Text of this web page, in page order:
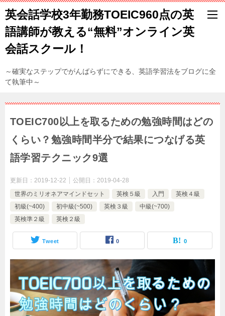
英会話学校3年勤務TOEIC960点の英
語講師が教える“無料”オンライン英
会話スクール！
～確実なステップでがんばらずにできる、英語学習法をブログに全
て執筆中～
TOEIC700以上を取るための勉強時間はどの
くらい？勉強時間半分で結果につなげる英
語学習テクニック9選
更新日： 2019-12-22 公開日： 2019-04-28
世界のミリオネアマインドセット
英検５級 入門
英検４級
初級(~400)
初中級(~500) 英検３級
中級(~700)
英検準２級
英検２級
Tweet 0 0